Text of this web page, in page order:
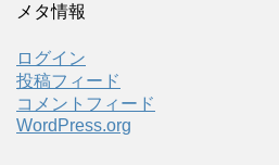
メタ情報
ログイン
投稿フィード
コメントフィード
WordPress.org